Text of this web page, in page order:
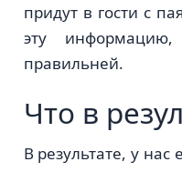
придут в гости с
эту
правильней.
Что в
В результате, у нас